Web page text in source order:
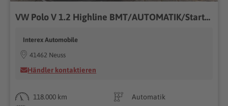
VW Polo V 1.2 Highline BMT/AUTOMATIK/Start-Stopp/++
Interex Automobile
41462 Neuss
Händler kontaktieren
118.000 km
Automatik